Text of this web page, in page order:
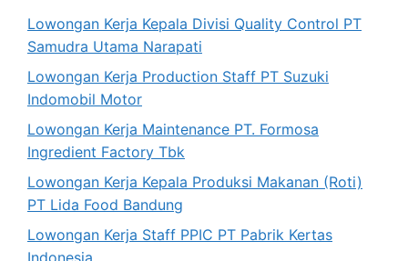
Lowongan Kerja Kepala Divisi Quality Control PT
Samudra Utama Narapati
Lowongan Kerja Production Staff PT Suzuki
Indomobil Motor
Lowongan Kerja Maintenance PT. Formosa
Ingredient Factory Tbk
Lowongan Kerja Kepala Produksi Makanan (Roti)
PT Lida Food Bandung
Lowongan Kerja Staff PPIC PT Pabrik Kertas